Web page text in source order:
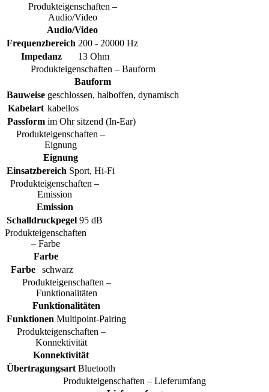
Produkteigenschaften –
Audio/Video
Audio/Video
Frequenzbereich 200 - 20000 Hz
Impedanz
13 Ohm
Produkteigenschaften – Bauform
Bauform
Bauweise geschlossen, halboffen, dynamisch
Kabelart kabellos
Passform im Ohr sitzend (In-Ear)
Produkteigenschaften –
Eignung
Eignung
Einsatzbereich Sport, Hi-Fi
Produkteigenschaften –
Emission
Emission
Schalldruckpegel 95 dB
Produkteigenschaften
– Farbe
Farbe
Farbe
schwarz
Produkteigenschaften –
Funktionalitäten
Funktionalitäten
Funktionen Multipoint-Pairing
Produkteigenschaften –
Konnektivität
Konnektivität
Übertragungsart Bluetooth
Produkteigenschaften – Lieferumfang